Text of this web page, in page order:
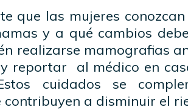
que las mujeres
y a qué cambios
realizarse mamografias
reportar al médico en
cuidados se
contribuyen a disminuir el